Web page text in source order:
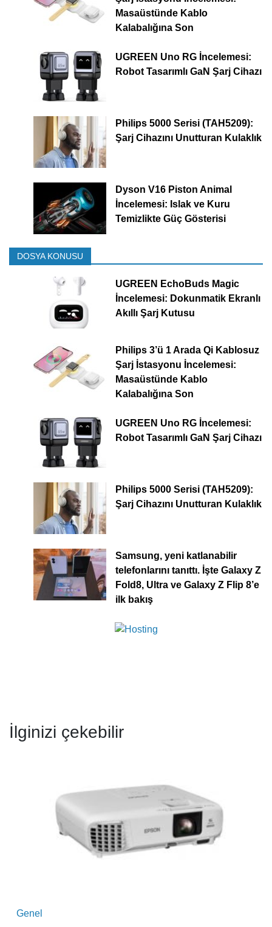
Masaüstünde Kablo
Kalabalığına Son
UGREEN Uno RG İncelemesi:
Robot Tasarımlı GaN Şarj Cihazı
Philips 5000 Serisi (TAH5209):
Şarj Cihazını Unutturan Kulaklık
Dyson V16 Piston Animal
İncelemesi: Islak ve Kuru
Temizlikte Güç Gösterisi
DOSYA KONUSU
UGREEN EchoBuds Magic
İncelemesi: Dokunmatik Ekranlı
Akıllı Şarj Kutusu
Philips 3’ü 1 Arada Qi Kablosuz
Şarj İstasyonu İncelemesi:
Masaüstünde Kablo
Kalabalığına Son
UGREEN Uno RG İncelemesi:
Robot Tasarımlı GaN Şarj Cihazı
Philips 5000 Serisi (TAH5209):
Şarj Cihazını Unutturan Kulaklık
Samsung, yeni katlanabilir
telefonlarını tanıttı. İşte Galaxy Z
Fold8, Ultra ve Galaxy Z Flip 8’e
ilk bakış
İlginizi çekebilir
Genel